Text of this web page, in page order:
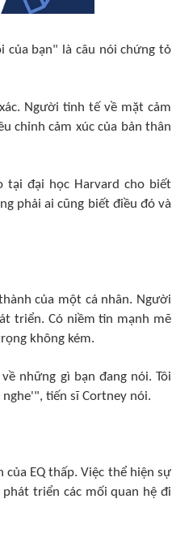
của bạn" là câu nói chứng tỏ
Người tinh tế về mặt cảm
chỉnh cảm xúc của bản thân
tại đại học Harvard cho biết
phải ai cũng biết điều đó và
của một cá nhân. Người
triển. Có niềm tin mạnh mẽ
không kém.
những gì bạn đang nói. Tôi
tiến sĩ Cortney nói.
EQ thấp. Việc thể hiện sự
triển các mối quan hệ đi